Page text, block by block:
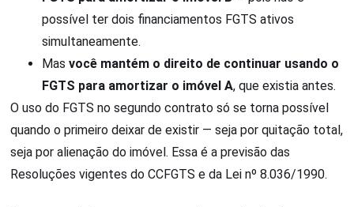
possível ter dois financiamentos FGTS ativos
simultaneamente.
Masvocê mantém o direito de continuar usando o
FGTS para amortizar o imóvel A, que existia antes.
O uso do FGTS no segundo contrato só se torna possível
quando o primeiro deixar de existir — seja por quitação total,
seja por alienação do imóvel. Essa é a previsão das
Resoluções vigentes do CCFGTS e da Lei nº 8.036/1990.